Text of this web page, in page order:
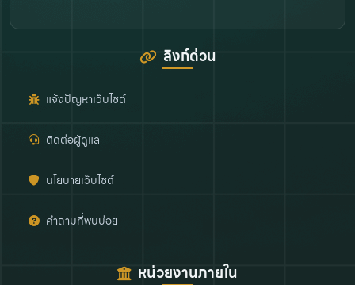
ลิงก์ด่วน
แจ้งปัญหาเว็บไซต์
ติดต่อผู้ดูแล
นโยบายเว็บไซต์
คำถามที่พบบ่อย
หน่วยงานภายใน